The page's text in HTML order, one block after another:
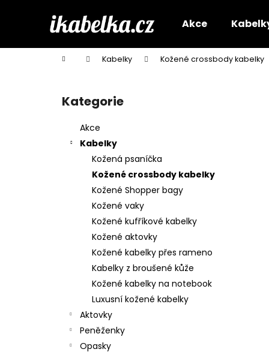
Akce
Domů Kabelky Kožené crossbody kabelky
Přeskočit
kategorie
Kategorie
Akce
Kabelky
Kožená psaníčka
Kožené crossbody kabelky
Kožené Shopper bagy
Kožené vaky
Kožené kufříkové kabelky
Kožené aktovky
Kožené kabelky přes rameno
Kabelky z broušené kůže
Kožené kabelky na notebook
Luxusní kožené kabelky
Aktovky
Peněženky
Opasky
í
Zpět
do
Zpět
do